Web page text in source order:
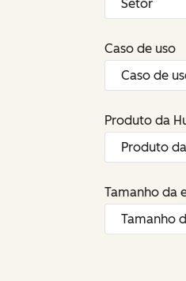
Caso de uso
Produto da
Tamanho da